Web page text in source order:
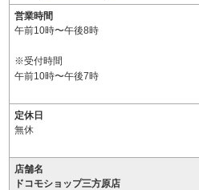
営業時間
午前10時〜午後8時
※受付時間
午前10時〜午後7時
定休日
無休
店舗名
ドコモショップ三方原店